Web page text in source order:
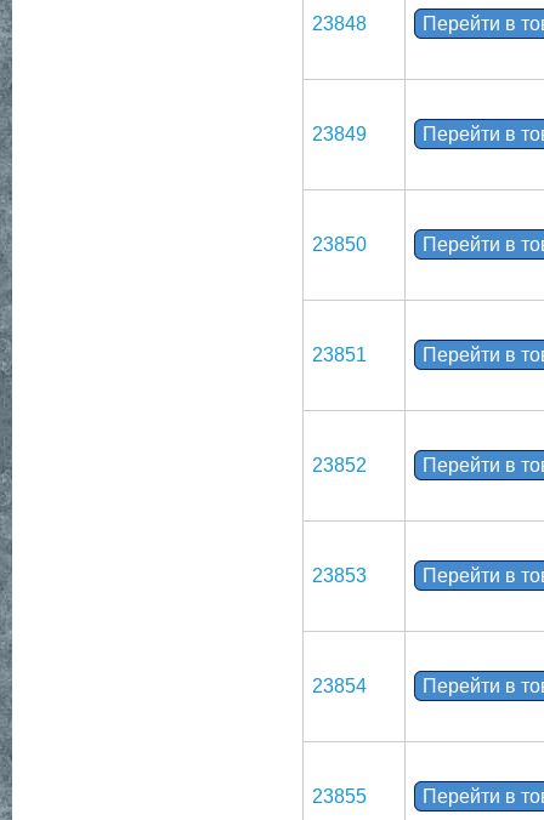
23848 Перейти в
23849 Перейти в
23850 Перейти в
23851 Перейти в
23852 Перейти в
23853 Перейти в
23854 Перейти в
23855 Перейти в